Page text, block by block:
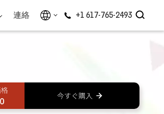
連絡 +1 617-765-2493